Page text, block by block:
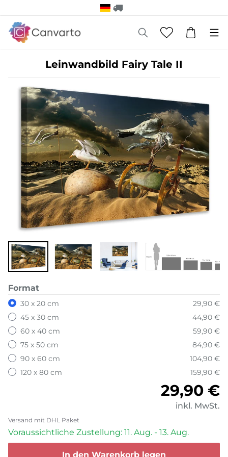
Leinwandbild Fairy Tale II
Format
30 x 20 cm
29,90 €
45 x 30 cm
44,90 €
60 x 40 cm
59,90 €
75 x 50 cm
84,90 €
90 x 60 cm
104,90 €
120 x 80 cm
159,90 €
29,90 €
inkl. MwSt.
Versand mit DHL Paket
Voraussichtliche Zustellung: 11. Aug. - 13. Aug.
In den Warenkorb legen